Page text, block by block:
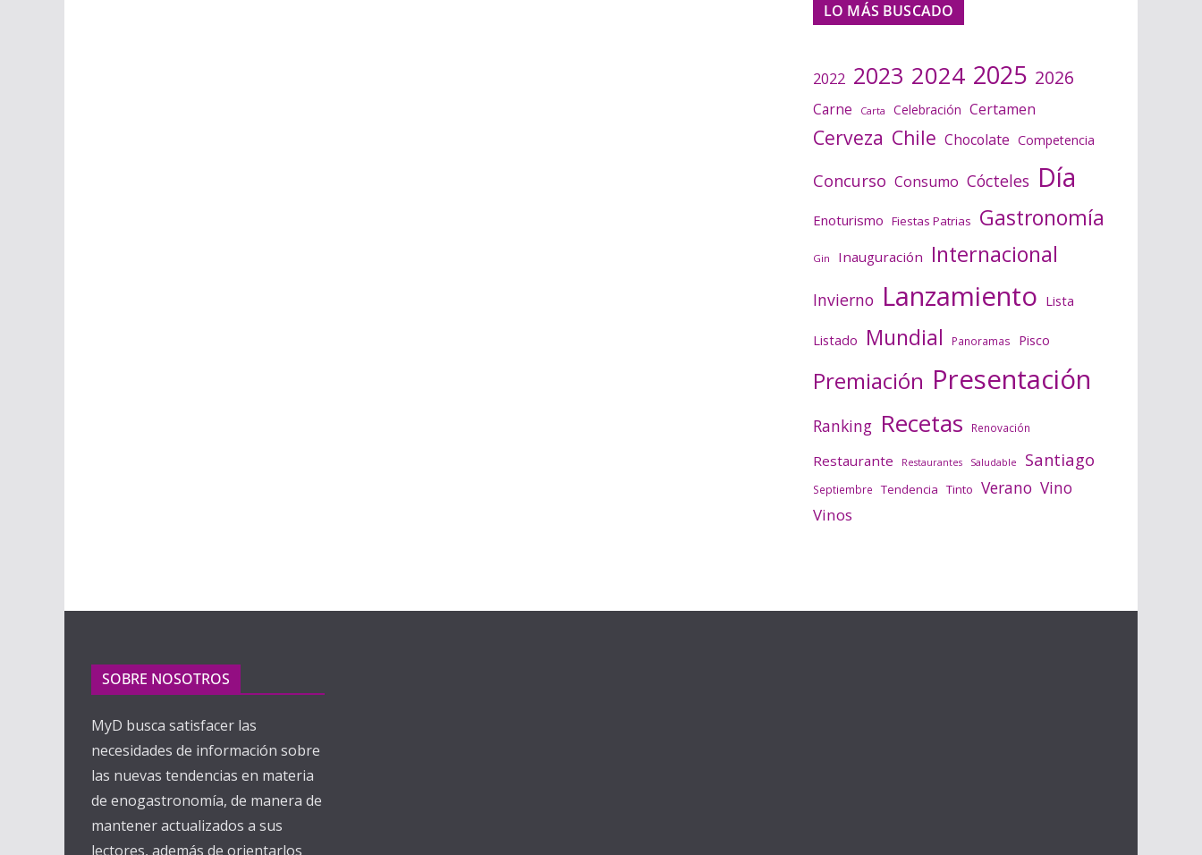
LO MÁS BUSCADO
2022 2023 2024 2025 2026
Carne Carta Celebración Certamen
Cerveza Chile Chocolate Competencia
Concurso Consumo Cócteles Día
Enoturismo Fiestas Patrias Gastronomía
Gin Inauguración Internacional
Invierno Lanzamiento Lista
Listado Mundial Panoramas Pisco
Premiación Presentación
Ranking Recetas Renovación
Restaurante Restaurantes Saludable Santiago
Septiembre Tendencia Tinto Verano Vino
Vinos
SOBRE NOSOTROS
MyD busca satisfacer las
necesidades de información sobre
las nuevas tendencias en materia
de enogastronomía, de manera de
mantener actualizados a sus
lectores, además de orientarlos